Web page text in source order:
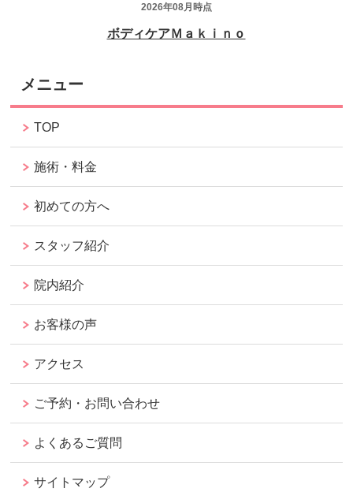
メニュー
TOP
施術・料金
初めての方へ
スタッフ紹介
院内紹介
お客様の声
アクセス
ご予約・お問い合わせ
よくあるご質問
サイトマップ